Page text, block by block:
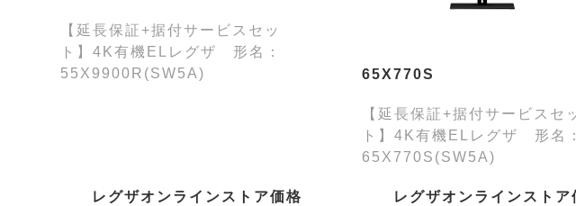
【延長保証+据付サービスセッ
ト】4K有機ELレグザ 形名：
55X9900R(SW5A)
レグザオンラインストア価格
65X770S
【延長保証+据付サービスセ
ト】4K有機ELレグザ 形名：
65X770S(SW5A)
レグザオンラインストア